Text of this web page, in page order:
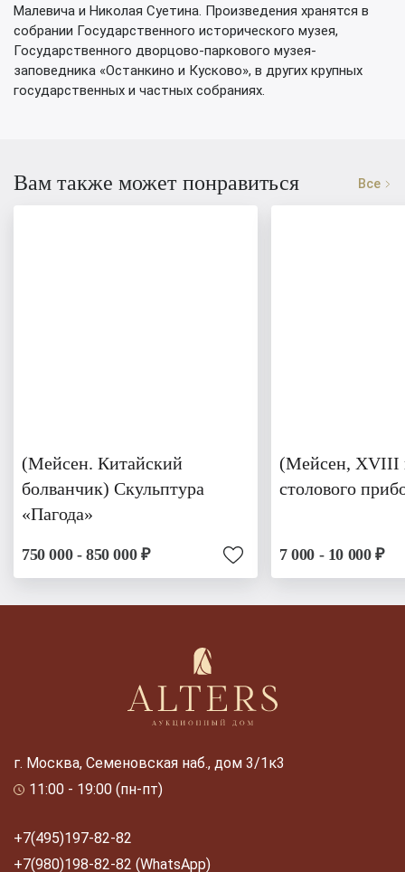
Малевича и Николая Суетина. Произведения хранятся в
собрании Государственного исторического музея,
Государственного дворцово-паркового музея-
заповедника «Останкино и Кусково», в других крупных
государственных и частных собраниях.
Вам также может понравиться Все
(Мейсен. Китайский
болванчик) Скульптура
«Пагода»
750 000 - 850 000 ₽
(Мейсен, XVIII
столового
7 000 - 10 000 ₽
г. Москва, Семеновская наб., дом 3/1к3
11:00 - 19:00 (пн-пт)
+7(495)197-82-82
+7(980)198-82-82 (WhatsApp)